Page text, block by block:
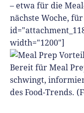
– etwa für die
nächste Woche,
width="1200"]
Bereit für Meal
schwingt,
des Food-Trends.